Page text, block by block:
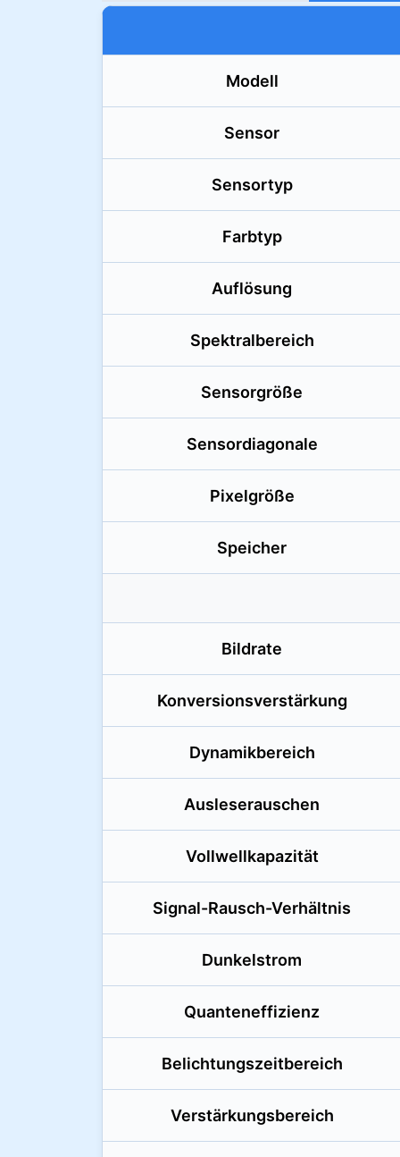
Modell
Sensor
Sensortyp
Farbtyp
Auflösung
Spektral­bereich
Sensorgröße
Sensor­diagonale
Pixelgröße
Speicher
Bildrate
Konversions­verstärkung
Dynamikbereich
Auslese­rauschen
Vollwell­kapazität
Signal-Rausch-Verhältnis
Dunkelstrom
Quanten­effizienz
Belichtungs­zeitbereich
Verstärkungs­bereich